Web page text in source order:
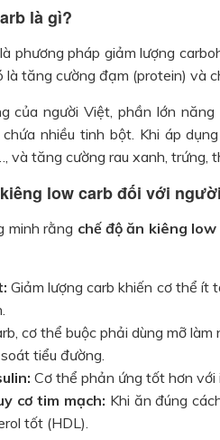
là gì?
phương pháp giảm lượng
là tăng cường đạm (protein) và
của người Việt, phần lớn năng
nhiều tinh bột. Khi áp
và tăng cường rau xanh, trứng,
low carb đối với
minh rằng chế độ ăn kiêng
Giảm lượng carb khiến cơ thể ít
cơ thể buộc phải dùng mỡ
tiểu đường.
Cơ thể phản ứng tốt hơn với
cơ tim mạch: Khi ăn đúng
tốt (HDL).